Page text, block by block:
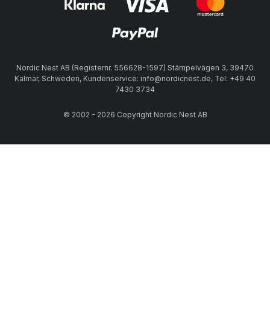
Nordic Nest AB (Registernr. 556628-1597) Stämpelvägen 3, 39470
Kalmar, Schweden, Kundenservice: info@nordicnest.de, Tel: +49 40
7430 3734
© 2002 - 2026 Copyright Nordic Nest AB